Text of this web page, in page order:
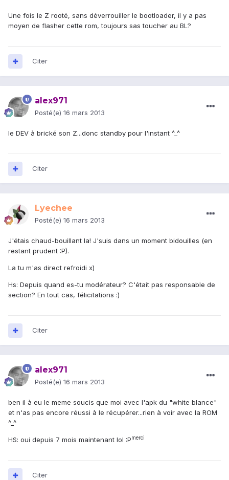
Une fois le Z rooté, sans déverrouiller le bootloader, il y a pas
moyen de flasher cette rom, toujours sas toucher au BL?
Citer
alex971
Posté(e) 16 mars 2013
le DEV à brické son Z...donc standby pour l'instant ^_^
Citer
Lyechee
Posté(e) 16 mars 2013
J'étais chaud-bouillant la! J'suis dans un moment bidouilles (en
restant prudent :P).
La tu m'as direct refroidi x)
Hs: Depuis quand es-tu modérateur? C'était pas responsable de
section? En tout cas, félicitations :)
Citer
alex971
Posté(e) 16 mars 2013
ben il à eu le meme soucis que moi avec l'apk du "white blance"
et n'as pas encore réussi à le récupérer...rien à voir avec la ROM
^_^
HS: oui depuis 7 mois maintenant lol :Pmerci
Citer